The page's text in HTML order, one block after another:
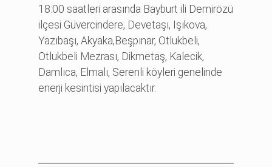
18:00 saatleri arasında Bayburt ili Demirözü
ilçesi Güvercindere, Devetaşı, Işıkova,
Yazıbaşı, Akyaka,Beşpınar, Otlukbeli,
Otlukbeli Mezrası, Dikmetaş, Kalecik,
Damlıca, Elmalı, Serenli köyleri genelinde
enerji kesintisi yapılacaktır.